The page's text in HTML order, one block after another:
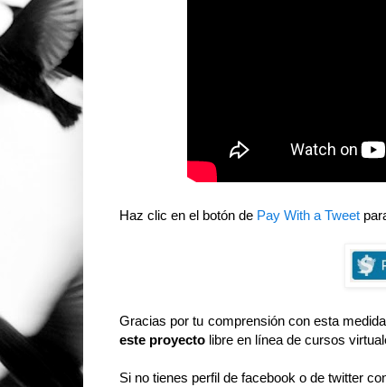
Haz clic en el botón de Pay With a Tweet
Gracias por tu comprensión con esta
este proyecto libre en línea de cursos
Si no tienes perfil de facebook o de twitter